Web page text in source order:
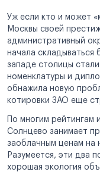
Уж если кто и может
Москвы своей
административный
начала складываться
западе столицы
номенклатуры и
обнажила новую
котировки ЗАО еще
По многим рейтингам
Солнцево занимает
заоблачным ценам на
Разумеется, эти два
хорошая экология